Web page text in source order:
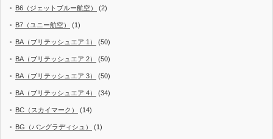
B6（ジェットブルー航空） (2)
B7（ユニー航空） (1)
BA（ブリテッシュエア 1） (50)
BA（ブリテッシュエア 2） (50)
BA（ブリテッシュエア 3） (50)
BA（ブリテッシュエア 4） (34)
BC（スカイマーク） (14)
BG（バングラディシュ） (1)